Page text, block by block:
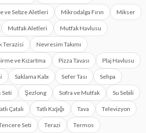
ve Sebze Aletleri Mikrodalga Fırın Mikser
Mutfak Aletleri Mutfak Havlusu
Terazisi Nevresim Takımı
ve Kızartma Pizza Tavası Plaj Havlusu
Saklama Kabı Sefer Tası Sehpa
Seti Şezlong Sofra ve Mutfak Su Sebili
Çatalı Tatlı Kaşığı Tava Televizyon
Seti Terazi Termos